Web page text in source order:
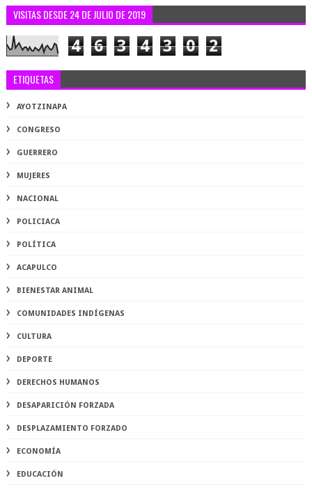
VISITAS DESDE 24 DE JULIO DE 2019
4 6 3 4 3 0 2
ETIQUETAS
AYOTZINAPA
CONGRESO
GUERRERO
MUJERES
NACIONAL
POLICIACA
POLÍTICA
ACAPULCO
BIENESTAR ANIMAL
COMUNIDADES INDÍGENAS
CULTURA
DEPORTE
DERECHOS HUMANOS
DESAPARICIÓN FORZADA
DESPLAZAMIENTO FORZADO
ECONOMÍA
EDUCACIÓN